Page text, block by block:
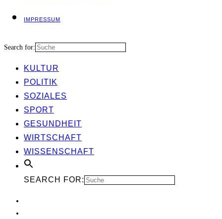
IMPRES­SUM
Search for:
KUL­TUR
POLI­TIK
SOZIA­LES
SPORT
GESUND­HEIT
WIRT­SCHAFT
WIS­SEN­SCHAFT
SEARCH FOR: